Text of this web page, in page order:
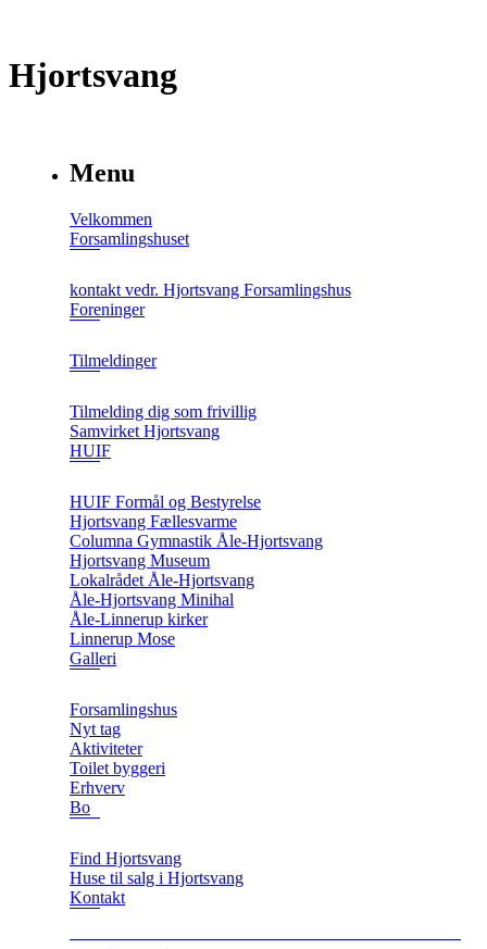
Hjortsvang
Menu
Velkommen
Forsamlingshuset
kontakt vedr. Hjortsvang Forsamlingshus
Foreninger
Tilmeldinger
Tilmelding dig som frivillig
Samvirket Hjortsvang
HUIF
HUIF Formål og Bestyrelse
Hjortsvang Fællesvarme
Columna Gymnastik Åle-Hjortsvang
Hjortsvang Museum
Lokalrådet Åle-Hjortsvang
Åle-Hjortsvang Minihal
Åle-Linnerup kirker
Linnerup Mose
Galleri
Forsamlingshus
Nyt tag
Aktiviteter
Toilet byggeri
Erhverv
Bo
Find Hjortsvang
Huse til salg i Hjortsvang
Kontakt